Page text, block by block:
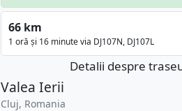
66 km
1 oră și 16 minute via DJ107N, DJ107L
Detalii despre
Valea Ierii
Cluj, Romania